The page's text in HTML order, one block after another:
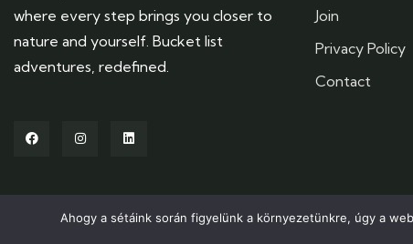
where every step brings you closer to
nature and yourself. Bucket list
adventures, redefined.
Join
Privacy Policy
Contact
Ahogy a sétáink során figyelünk a környezetünkre, úgy a